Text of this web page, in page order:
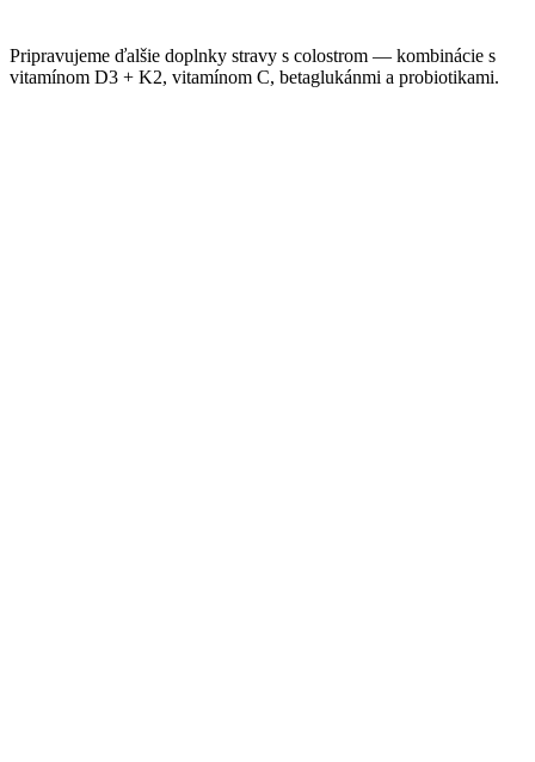
Pripravujeme ďalšie doplnky stravy s colostrom — kombinácie s
vitamínom D3 + K2, vitamínom C, betaglukánmi a probiotikami.